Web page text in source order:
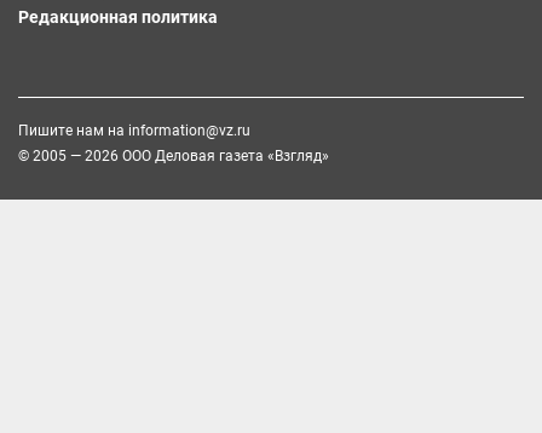
Редакционная политика
Пишите нам на information@vz.ru
© 2005 — 2026 ООО Деловая газета «Взгляд»